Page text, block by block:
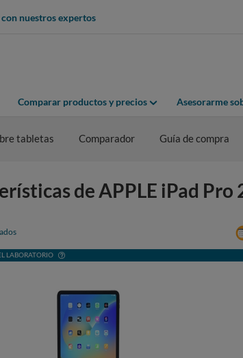
nuestros expertos
Comparar productos y precios Asesorarme
tabletas Comparador Guía de compra
de APPLE iPad
LABORATORIO